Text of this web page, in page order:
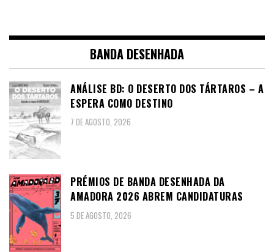
BANDA DESENHADA
ANÁLISE BD: O DESERTO DOS TÁRTAROS – A
ESPERA COMO DESTINO
7 DE AGOSTO, 2026
PRÉMIOS DE BANDA DESENHADA DA
AMADORA 2026 ABREM CANDIDATURAS
5 DE AGOSTO, 2026